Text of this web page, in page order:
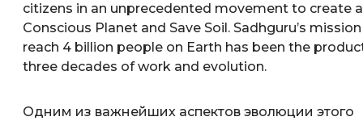
citizens in an unprecedented movement to create a
Conscious Planet and Save Soil. Sadhguru’s
reach 4 billion people on Earth has been the
three decades of work and evolution.
Одним из важнейших аспектов эволюции этого